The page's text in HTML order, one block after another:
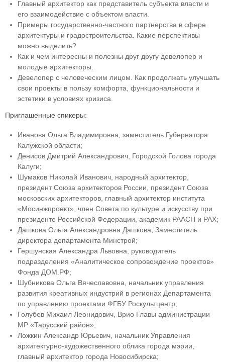
Главный архитектор как представитель субъекта власти и
его взаимодействие с объектом власти.
Примеры государственно-частного партнерства в сфере
архитектуры и градостроительства. Какие перспективы
можно выделить?
Как и чем интересны и полезны друг другу девелопер и
молодые архитекторы.
Девелопер с человеческим лицом. Как продолжать улучшать
свои проекты в пользу комфорта, функциональности и
эстетики в условиях кризиса.
Приглашенные спикеры:
Иванова Ольга Владимировна, заместитель Губернатора
Калужской области;
Денисов Дмитрий Александрович, Городской Голова города
Калуги;
Шумаков Николай Иванович, народный архитектор,
президент Союза архитекторов России, президент Союза
московских архитекторов, главный архитектор института
«Мосинжпроект», член Совета по культуре и искусству при
президенте Российской Федерации, академик РААСН и РАХ;
Дашкова Ольга Александровна Дашкова, Заместитель
директора департамента Минстрой;
Гершунская Александра Львовна, руководитель
подразделения «Аналитическое сопровождение проектов»
Фонда ДОМ.РФ;
Шубникова Ольга Вячеславовна, начальник управления
развития креативных индустрий в регионах Департамента
по управлению проектами ФГБУ Роскультцентр;
Голубев Михаил Леонидович, Врио Главы администрации
МР «Тарусский район»;
Ложкин Александр Юрьевич, начальник Управления
архитектурно-художественного облика города мэрии,
главный архитектор города Новосибирска;